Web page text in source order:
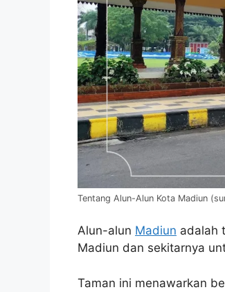
Tentang Alun-Alun Kota Madiun
Alun-alun Madiun adalah
Madiun dan sekitarnya
Taman ini menawarkan